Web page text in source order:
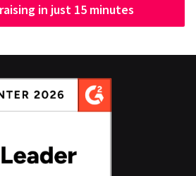
in just 15 minutes